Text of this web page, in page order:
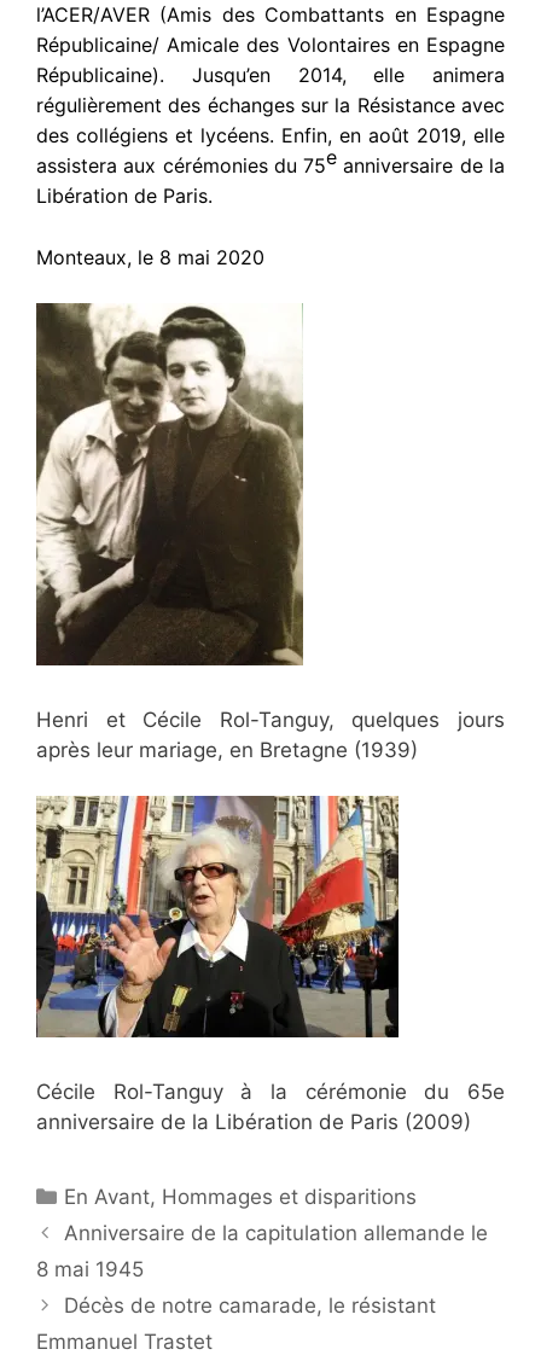
l’ACER/AVER (Amis des Combattants en Espagne
Républicaine/ Amicale des Volontaires en Espagne
Républicaine). Jusqu’en 2014, elle animera
régulièrement des échanges sur la Résistance avec
des collégiens et lycéens. Enfin, en août 2019, elle
assistera aux cérémonies du 75e anniversaire de la
Libération de Paris.
Monteaux, le 8 mai 2020
Henri et Cécile Rol-Tanguy, quelques jours
après leur mariage, en Bretagne (1939)
Cécile Rol-Tanguy à la cérémonie du 65e
anniversaire de la Libération de Paris (2009)
Catégories
En Avant, Hommages et disparitions
Navigation
des
Anniversaire de la capitulation allemande le
8 mai 1945
Décès de notre camarade, le résistant
Emmanuel Trastet